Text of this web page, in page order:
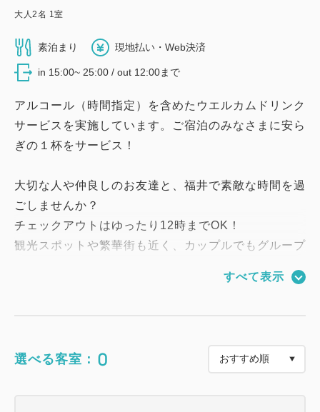
大人 2名 1 室
素泊まり 現地払い・Web決済
in 15:00~ 25:00 / out 12:00まで
アルコール（時間指定）を含めたウエルカムドリンク
サービスを実施しています。ご宿泊のみなさまに安ら
ぎの１杯をサービス！
大切な人や仲良しのお友達と、福井で素敵な時間を過
ごしませんか？
チェックアウトはゆったり12時までOK！
観光スポットや繁華街も近く、カップルでもグループ
・スタンダードダブル 21平米 ベッド幅160cm
・デラックスダブル 21平米 ベッド幅180cm
すべて表示
選べる客室： 0